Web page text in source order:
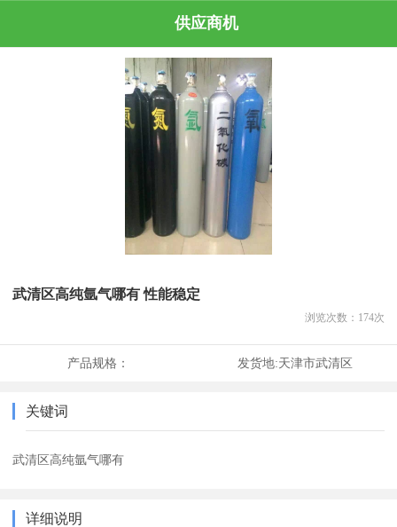
供应商机
武清区高纯氩气哪有 性能稳定
浏览次数： 174次
产品规格： 发货地:天津市武清区
关键词
武清区高纯氩气哪有
详细说明